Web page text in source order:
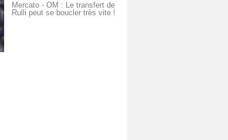
Mercato - OM : Le transfert de
Rulli peut se boucler très vite !